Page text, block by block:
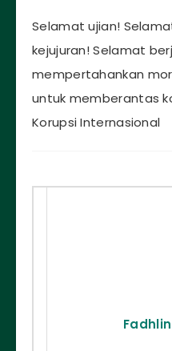
Selamat ujian!
kejujuran! Selamat
mempertahankan
untuk memberantas
Korupsi Internasional